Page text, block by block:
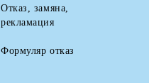
Отказ, замяна,
рекламация
Формуляр отказ